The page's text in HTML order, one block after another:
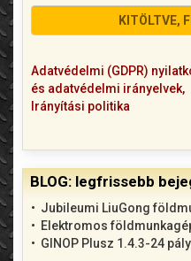
Adatvédelmi (GDPR)
és adatvédelmi irányelvek,
Irányítási politika
BLOG: legfrissebb
Jubileumi LiuGong
Elektromos
GINOP Plusz 1.4.3-24